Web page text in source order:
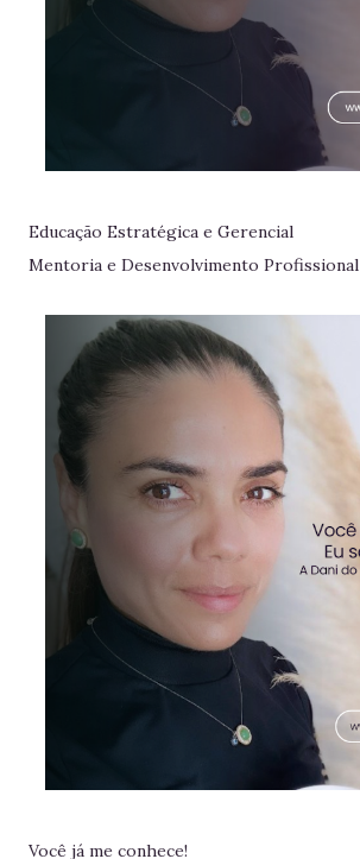
Educação Estratégica e Gerencial
Mentoria e Desenvolvimento Profissional
Você já me conhece!